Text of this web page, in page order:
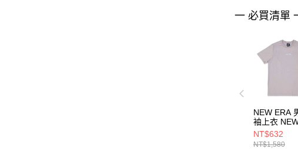
一 必買清單
NEW ERA
袖上衣 NEW
BASIC NEW
NE14148873
NT$632
NT$1,580